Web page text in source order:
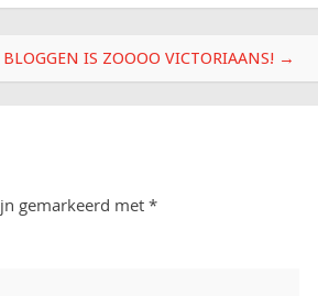
BLOGGEN IS ZOOOO VICTORIAANS! →
gemarkeerd met *